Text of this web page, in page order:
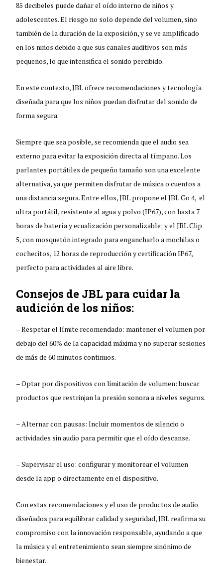
85 decibeles puede dañar el oído interno de niños y
adolescentes. El riesgo no solo depende del volumen, sino
también de la duración de la exposición, y se ve amplificado
en los niños debido a que sus canales auditivos son más
pequeños, lo que intensifica el sonido percibido.
En este contexto, JBL ofrece recomendaciones y tecnología
diseñada para que los niños puedan disfrutar del sonido de
forma segura.
Siempre que sea posible, se recomienda que el audio sea
externo para evitar la exposición directa al tímpano. Los
parlantes portátiles de pequeño tamaño son una excelente
alternativa, ya que permiten disfrutar de música o cuentos a
una distancia segura. Entre ellos, JBL propone el JBL Go 4, el
ultra portátil, resistente al agua y polvo (IP67), con hasta 7
horas de batería y ecualización personalizable; y el JBL Clip
5, con mosquetón integrado para engancharlo a mochilas o
cochecitos, 12 horas de reproducción y certificación IP67,
perfecto para actividades al aire libre.
Consejos de JBL para cuidar la
audición de los niños:
– Respetar el límite recomendado: mantener el volumen por
debajo del 60% de la capacidad máxima y no superar sesiones
de más de 60 minutos continuos.
– Optar por dispositivos con limitación de volumen: buscar
productos que restrinjan la presión sonora a niveles seguros.
– Alternar con pausas: Incluir momentos de silencio o
actividades sin audio para permitir que el oído descanse.
– Supervisar el uso: configurar y monitorear el volumen
desde la app o directamente en el dispositivo.
Con estas recomendaciones y el uso de productos de audio
diseñados para equilibrar calidad y seguridad, JBL reafirma su
compromiso con la innovación responsable, ayudando a que
la música y el entretenimiento sean siempre sinónimo de
bienestar.